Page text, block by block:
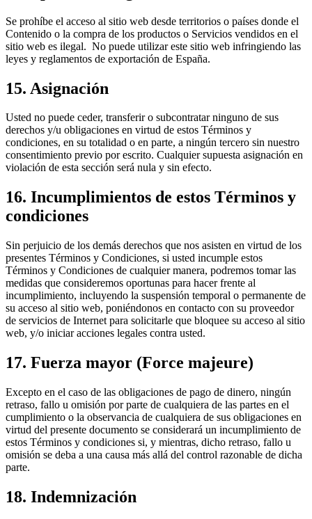
Se prohíbe el acceso al sitio web desde territorios o países donde el
Contenido o la compra de los productos o Servicios vendidos en el
sitio web es ilegal. No puede utilizar este sitio web infringiendo las
leyes y reglamentos de exportación de España.
15. Asignación
Usted no puede ceder, transferir o subcontratar ninguno de sus
derechos y/u obligaciones en virtud de estos Términos y
condiciones, en su totalidad o en parte, a ningún tercero sin nuestro
consentimiento previo por escrito. Cualquier supuesta asignación en
violación de esta sección será nula y sin efecto.
16. Incumplimientos de estos Términos y
condiciones
Sin perjuicio de los demás derechos que nos asisten en virtud de los
presentes Términos y Condiciones, si usted incumple estos
Términos y Condiciones de cualquier manera, podremos tomar las
medidas que consideremos oportunas para hacer frente al
incumplimiento, incluyendo la suspensión temporal o permanente de
su acceso al sitio web, poniéndonos en contacto con su proveedor
de servicios de Internet para solicitarle que bloquee su acceso al sitio
web, y/o iniciar acciones legales contra usted.
17. Fuerza mayor (Force majeure)
Excepto en el caso de las obligaciones de pago de dinero, ningún
retraso, fallo u omisión por parte de cualquiera de las partes en el
cumplimiento o la observancia de cualquiera de sus obligaciones en
virtud del presente documento se considerará un incumplimiento de
estos Términos y condiciones si, y mientras, dicho retraso, fallo u
omisión se deba a una causa más allá del control razonable de dicha
parte.
18. Indemnización